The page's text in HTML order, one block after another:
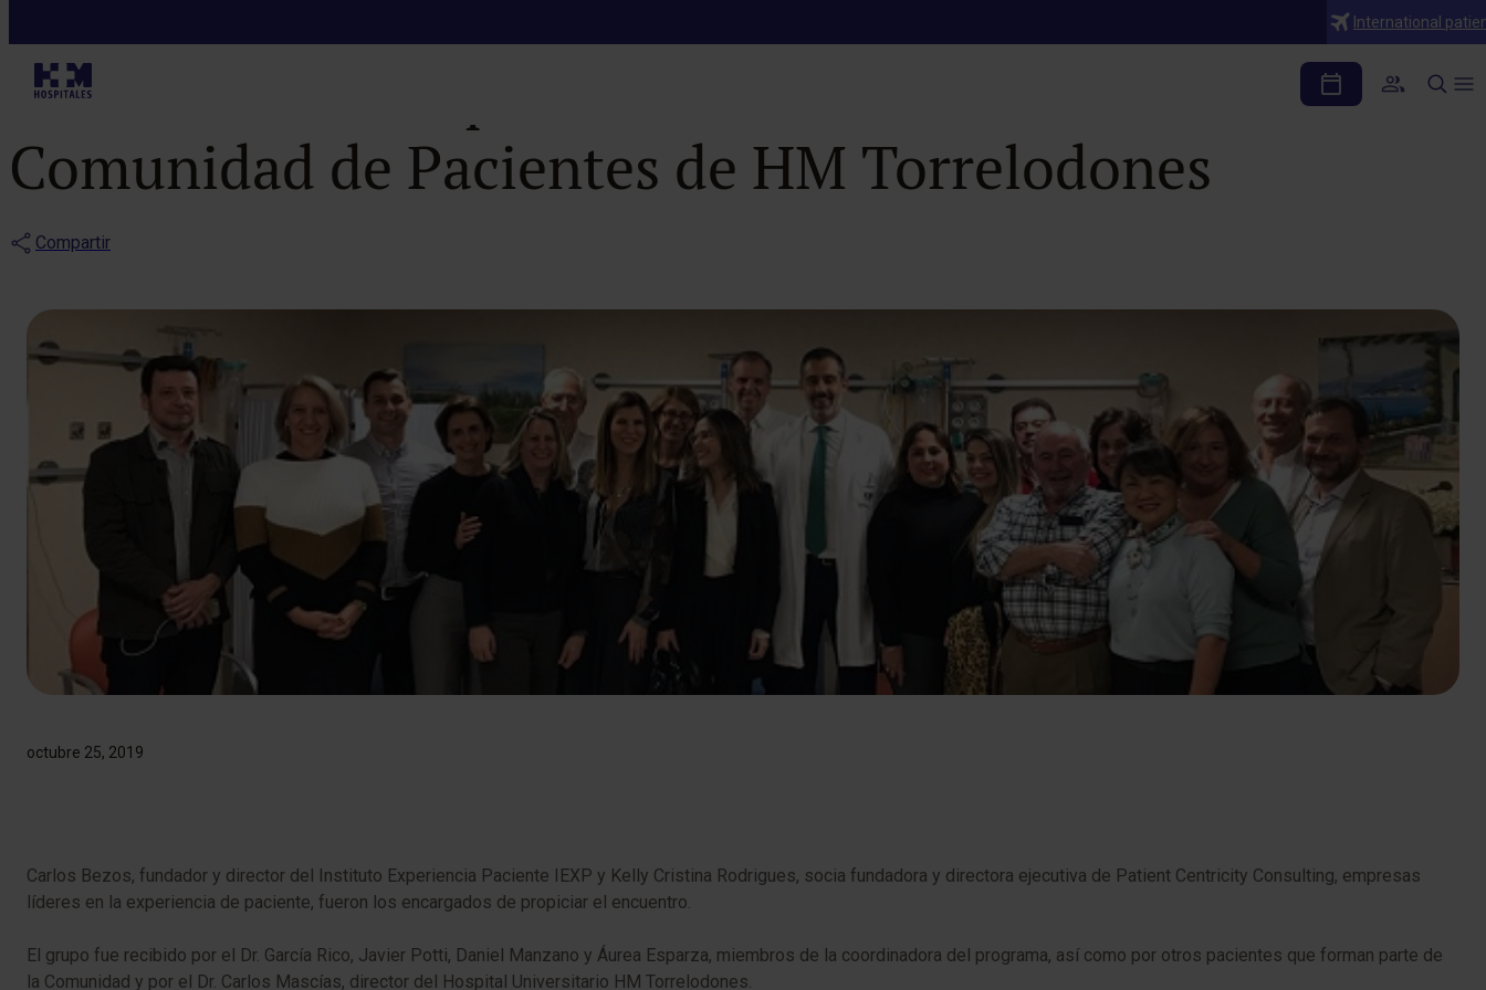
International
Directivos hospitalarios de Brasil visitan la
Comunidad de Pacientes de HM Torrelodones
Compartir
octubre 25, 2019
Carlos Bezos, fundador y director del Instituto Experiencia Paciente IEXP y Kelly Cristina Rodrigues, socia fundadora y directora ejecutiva de Patient Centricity Consulting, empresas
líderes en la experiencia de paciente, fueron los encargados de propiciar el encuentro.
El grupo fue recibido por el Dr. García Rico, Javier Potti, Daniel Manzano y Áurea Esparza, miembros de la coordinadora del programa, así como por otros pacientes que forman parte de
la Comunidad y por el Dr. Carlos Mascías, director del Hospital Universitario HM Torrelodones.